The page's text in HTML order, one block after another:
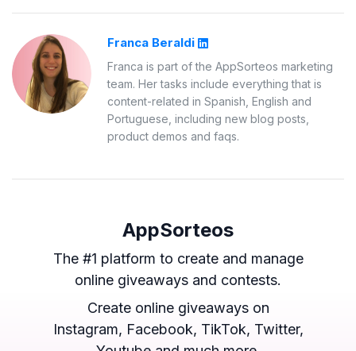
Franca Beraldi
Franca is part of the AppSorteos marketing
team. Her tasks include everything that is
content-related in Spanish, English and
Portuguese, including new blog posts,
product demos and faqs.
AppSorteos
The #1 platform to create and manage
online giveaways and contests.
Create online giveaways on
Instagram, Facebook, TikTok, Twitter,